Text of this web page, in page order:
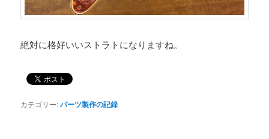
絶対に格好いいストラトになりますね。
カテゴリー: パーツ製作の記録